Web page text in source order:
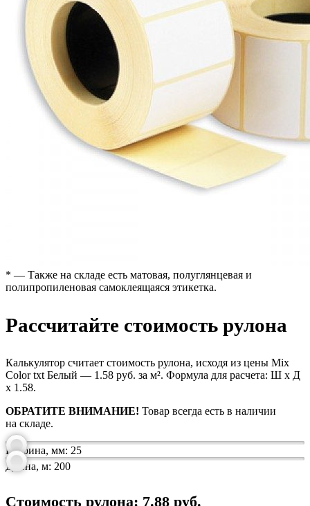
* — Также на складе есть матовая, полуглянцевая и
полипропиленовая самоклеящаяся этикетка.
Рассчитайте стоимость рулона
Калькулятор считает стоимость рулона, исходя из цены Mix
Color txt Белый — 1.58 руб. за м². Формула для расчета: Ш х Д
х 1.58.
ОБРАТИТЕ ВНИМАНИЕ! Товар всегда есть в наличии
на складе.
Ширина, мм: 25
Длина, м: 200
Стоимость рулона: 7.88 руб.